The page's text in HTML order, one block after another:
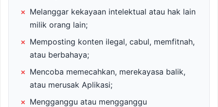
× Melanggar kekayaan intelektual atau hak lain
milik orang lain;
× Memposting konten ilegal, cabul, memfitnah,
atau berbahaya;
× Mencoba memecahkan, merekayasa balik,
atau merusak Aplikasi;
× Mengganggu atau mengganggu